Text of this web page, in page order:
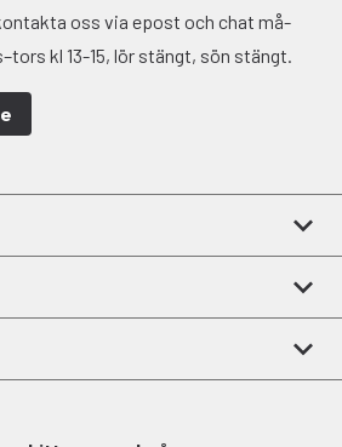
oss via epost och chat må-
kl 13-15, lör stängt, sön stängt.